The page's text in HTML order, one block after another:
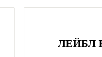
ЛЕЙБЛ